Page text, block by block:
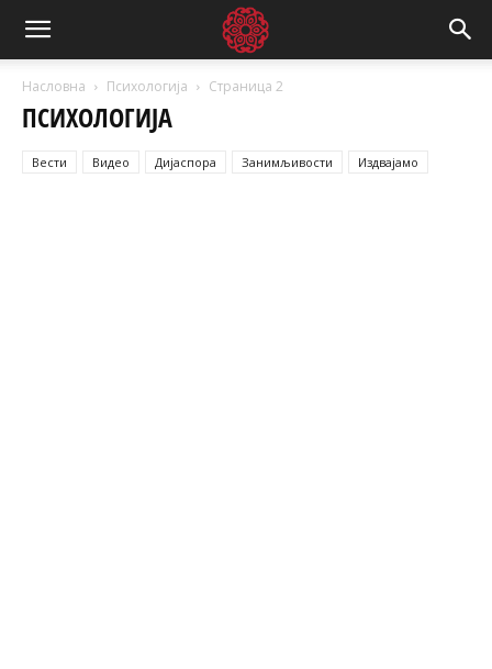
Насловна Психологија Страница 2
ПСИХОЛОГИЈА
Вести Видео Дијаспора Занимљивости Издвајамо